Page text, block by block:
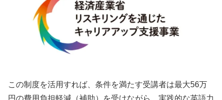
この制度を活用すれば、条件を満たす受講者は最大56万
円の費用負担軽減（補助）を受けながら、実践的な英語力